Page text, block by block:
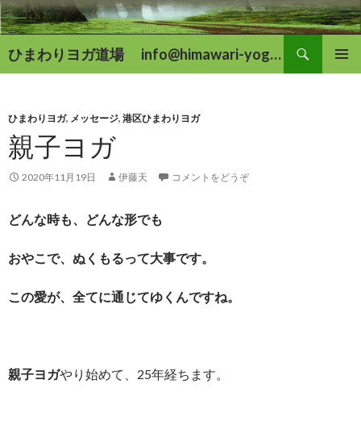
ひまわりヨガ道場 info@himawari-yoga.com
索
ン
ツ
へ
移
ひまわりヨガ, メッセージ, 港区ひまわりヨガ
親子ヨガ
2020年11月19日 伊藤天 コメントをどうぞ
どんな時も、どんな形でも
おやこで、ぬくもるって大事です。
この愛が、全てに通じてゆくんですね。
親子ヨガやり始めて、25年経ちます。